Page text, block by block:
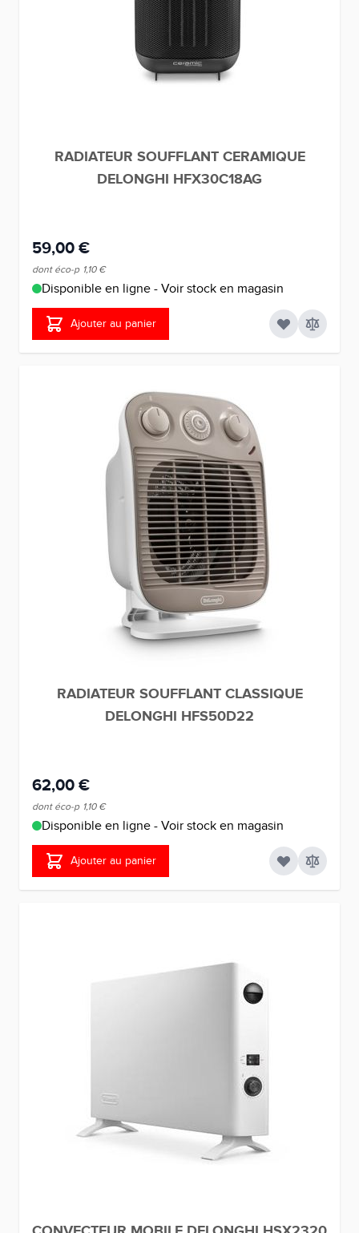
RADIATEUR SOUFFLANT CERAMIQUE
DELONGHI HFX30C18AG
59,00 €
dont éco-p 1,10 €
Disponible en ligne - Voir stock en magasin
Ajouter au panier
RADIATEUR SOUFFLANT CLASSIQUE
DELONGHI HFS50D22
62,00 €
dont éco-p 1,10 €
Disponible en ligne - Voir stock en magasin
Ajouter au panier